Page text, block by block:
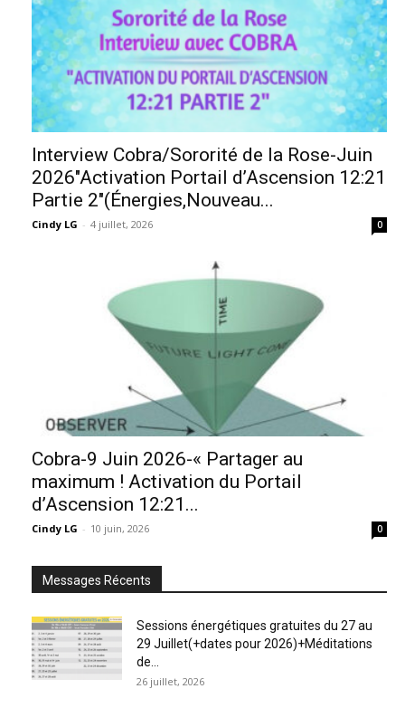
Interview Cobra/Sororité de la Rose-Juin
2026″Activation Portail d’Ascension 12:21
Partie 2″(Énergies,Nouveau...
Cindy LG - 4 juillet, 2026 0
Cobra-9 Juin 2026-« Partager au
maximum ! Activation du Portail
d’Ascension 12:21...
Cindy LG - 10 juin, 2026 0
Messages Récents
Sessions énergétiques gratuites du 27 au
29 Juillet(+dates pour 2026)+Méditations
de...
26 juillet, 2026